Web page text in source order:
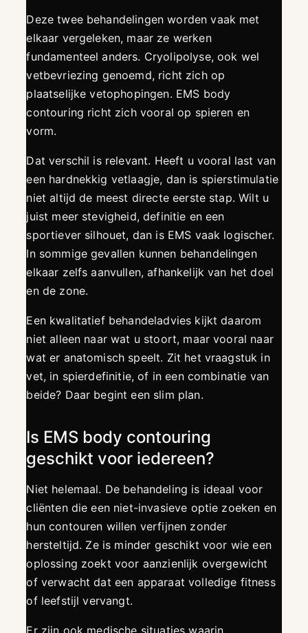
Deze twee behandelingen worden vaak met
elkaar vergeleken, maar ze werken
fundamenteel anders. Cryolipolyse, ook wel
vetbevriezing genoemd, richt zich op
plaatselijke vetophopingen. EMS body
contouring richt zich vooral op spieren en
vorm.
Dat verschil is relevant. Heeft u vooral last van
een hardnekkig vetlaagje, dan is spierstimulatie
niet altijd de meest directe eerste stap. Wilt u
juist meer stevigheid, definitie en een
sportiever silhouet, dan is EMS vaak logischer.
In sommige gevallen kunnen behandelingen
elkaar zelfs aanvullen, afhankelijk van het doel
en de zone.
Een kwalitatief behandeladvies kijkt daarom
niet alleen naar wat u stoort, maar vooral naar
wat er anatomisch speelt. Zit het vraagstuk in
vet, in spierdefinitie, of in een combinatie van
beide? Daar begint een slim plan.
Is EMS body contouring
geschikt voor iedereen?
Niet helemaal. De behandeling is ideaal voor
cliënten die een niet-invasieve optie zoeken en
hun contouren willen verfijnen zonder
hersteltijd. Ze is minder geschikt voor wie een
oplossing zoekt voor aanzienlijk overgewicht
of verwacht dat een apparaat volledige fitness
of leefstijl vervangt.